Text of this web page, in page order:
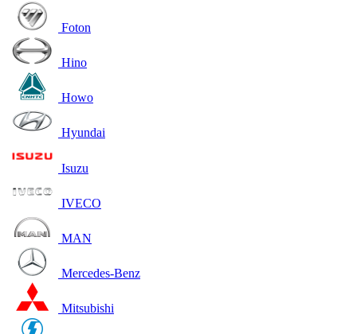
Foton
Hino
Howo
Hyundai
Isuzu
IVECO
MAN
Mercedes-Benz
Mitsubishi